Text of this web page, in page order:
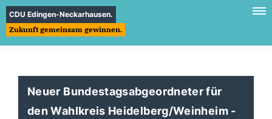
CDU Edingen-Neckarhausen.
Zukunft gemeinsam gewinnen.
Neuer Bundestagsabgeordneter für
den Wahlkreis Heidelberg/Weinheim -